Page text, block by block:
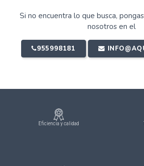
Si no encuentra lo que busca,
nosotros en el
955998181
Eficiencia y calidad